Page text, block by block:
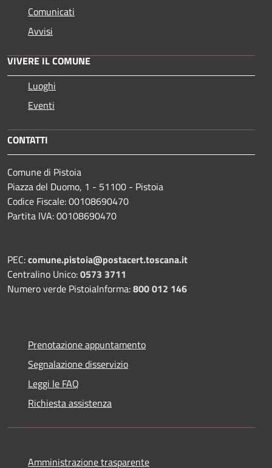
Comunicati
Avvisi
VIVERE IL COMUNE
Luoghi
Eventi
CONTATTI
Comune di Pistoia
Piazza del Duomo, 1 - 51100 - Pistoia
Codice Fiscale: 00108690470
Partita IVA: 00108690470
PEC:comune.pistoia@postacert.toscana.it
Centralino Unico:0573 3711
Numero verde PistoiaInforma:800 012 146
Prenotazione appuntamento
Segnalazione disservizio
Leggi le FAQ
Richiesta assistenza
Amministrazione trasparente